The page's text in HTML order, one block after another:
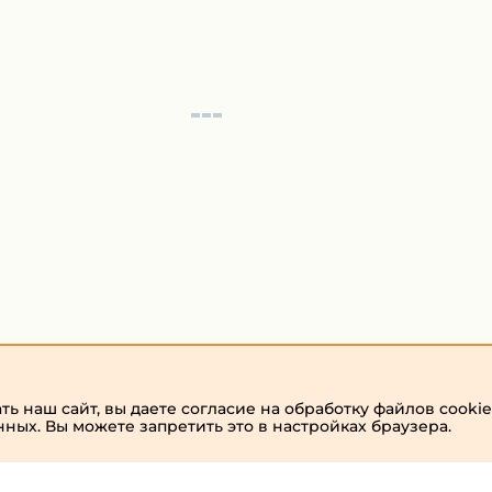
наш сайт, вы даете согласие на обработку файлов cookie
Вы можете запретить это в настройках браузера.